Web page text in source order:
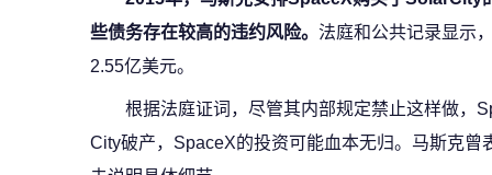
些债务存在较高的违约风险。 法庭和公共记录显示
2.55亿美元。
根据法庭证词，尽管其内部规定禁止这样做，
City破产，SpaceX的投资可能血本无归。马斯克曾